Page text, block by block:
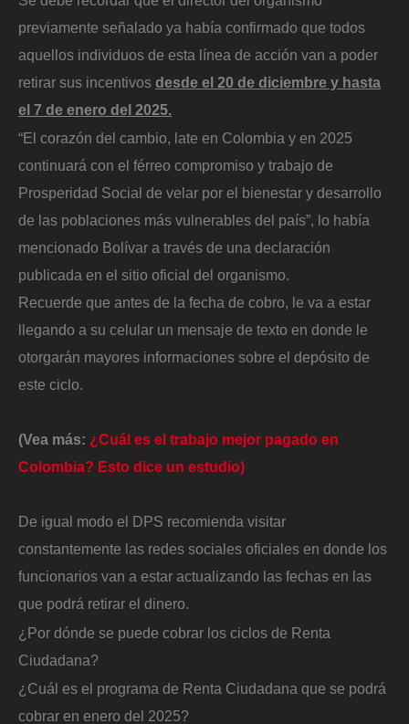
previamente señalado ya había confirmado que todos
aquellos individuos de esta línea de acción van a poder
retirar sus incentivos desde el 20 de diciembre y hasta
el 7 de enero del 2025.
“El corazón del cambio, late en Colombia y en 2025
continuará con el férreo compromiso y trabajo de
Prosperidad Social de velar por el bienestar y desarrollo
de las poblaciones más vulnerables del país”, lo había
mencionado Bolívar a través de una declaración
publicada en el sitio oficial del organismo.
Recuerde que antes de la fecha de cobro, le va a estar
llegando a su celular un mensaje de texto en donde le
otorgarán mayores informaciones sobre el depósito de
este ciclo.
(Vea más: ¿Cuál es el trabajo mejor pagado en
Colombia? Esto dice un estudio)
De igual modo el DPS recomienda visitar
constantemente las redes sociales oficiales en donde los
funcionarios van a estar actualizando las fechas en las
que podrá retirar el dinero.
¿Por dónde se puede cobrar los ciclos de Renta
Ciudadana?
¿Cuál es el programa de Renta Ciudadana que se podrá
cobrar en enero del 2025?